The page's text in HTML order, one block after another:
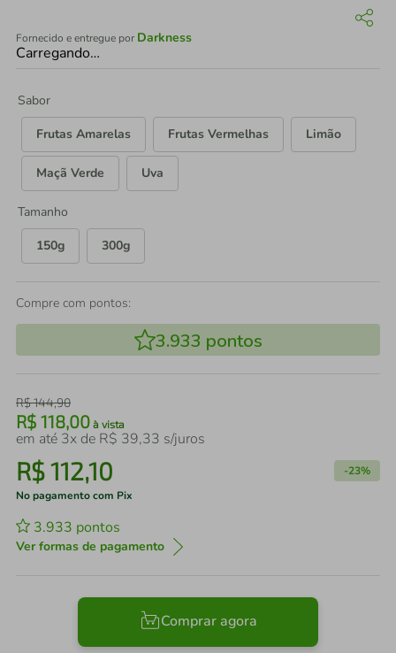
Fornecido e entregue por Darkness
Carregando…
Sabor
Frutas Amarelas
Frutas Vermelhas Limão
Maçã Verde Uva
Tamanho
150g
300g
Compre com pontos:
3.933 pontos
R$144,90
R$ 118,00 à vista
em até 3x de R$ 39,33 s/juros
R$112,10 -23%
No pagamento com Pix
3.933 pontos
Ver formas de pagamento
Comprar agora